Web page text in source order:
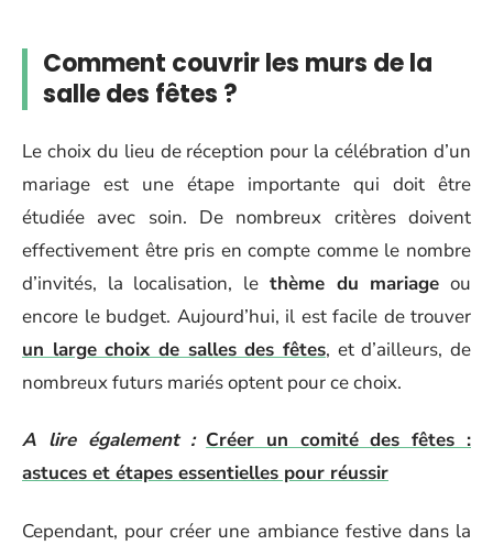
Comment couvrir les murs de la
salle des fêtes ?
Le choix du lieu de réception pour la célébration d’un
mariage est une étape importante qui doit être
étudiée avec soin. De nombreux critères doivent
effectivement être pris en compte comme le nombre
d’invités, la localisation, le thème du mariage ou
encore le budget. Aujourd’hui, il est facile de trouver
un large choix de salles des fêtes, et d’ailleurs, de
nombreux futurs mariés optent pour ce choix.
A lire également : Créer un comité des fêtes :
astuces et étapes essentielles pour réussir
Cependant, pour créer une ambiance festive dans la